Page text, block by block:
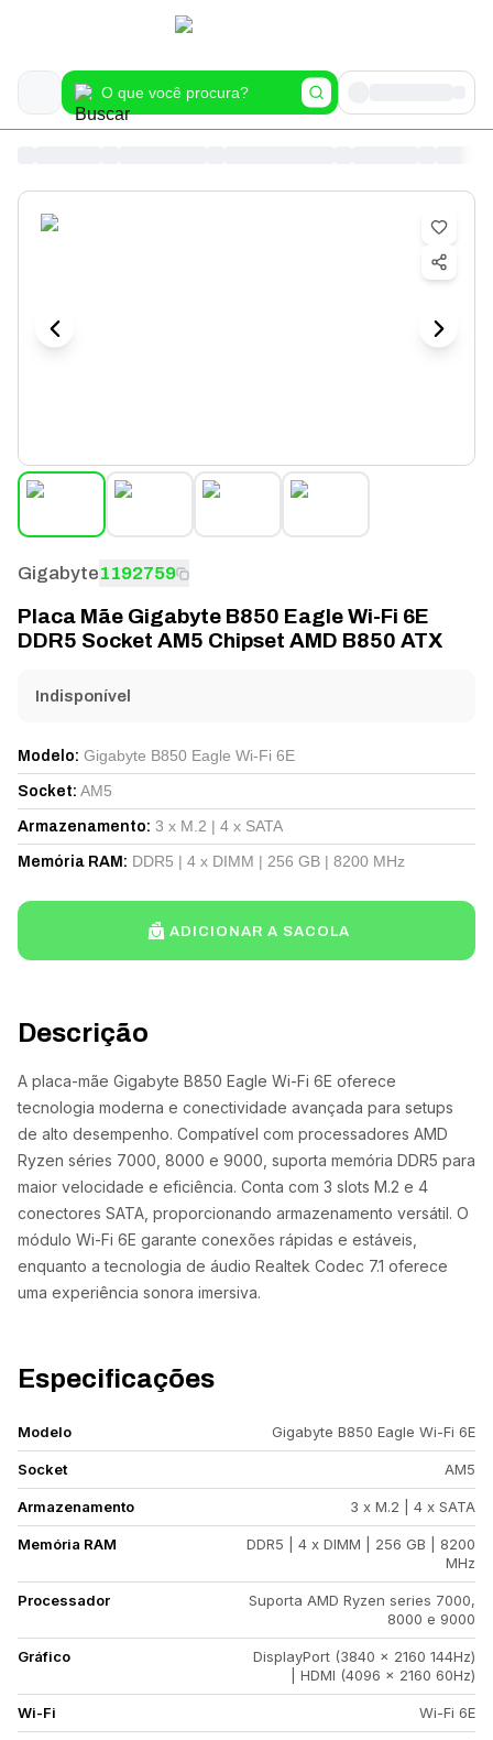
Descrição
A placa-mãe Gigabyte B850 Eagle Wi-Fi 6E oferece
tecnologia moderna e conectividade avançada para setups
de alto desempenho. Compatível com processadores AMD
Ryzen séries 7000, 8000 e 9000, suporta memória DDR5 para
maior velocidade e eficiência. Conta com 3 slots M.2 e 4
conectores SATA, proporcionando armazenamento versátil. O
módulo Wi-Fi 6E garante conexões rápidas e estáveis,
enquanto a tecnologia de áudio Realtek Codec 7.1 oferece
uma experiência sonora imersiva.
Especificações
Modelo Gigabyte B850 Eagle Wi-Fi 6E
Socket AM5
Armazenamento 3 x M.2 | 4 x SATA
Memória RAM
DDR5 | 4 x DIMM | 256 GB | 8200
MHz
Processador
Suporta AMD Ryzen series 7000,
8000 e 9000
Gráfico
DisplayPort (3840 x 2160 144Hz)
| HDMI (4096 x 2160 60Hz)
Wi-Fi Wi-Fi 6E
Gigabyte1192759
Placa Mãe Gigabyte B850 Eagle Wi-Fi 6E
DDR5 Socket AM5 Chipset AMD B850 ATX
Indisponível
Modelo: Gigabyte B850 Eagle Wi-Fi 6E
Socket: AM5
Armazenamento: 3 x M.2 | 4 x SATA
Memória RAM : DDR5 | 4 x DIMM | 256 GB | 8200 MHz
ADICIONAR A SACOLA